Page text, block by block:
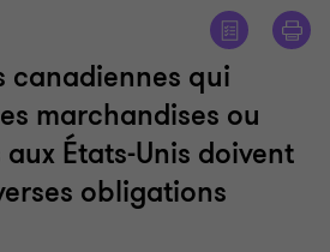
canadiennes qui
marchandises ou
États-Unis doivent
obligations